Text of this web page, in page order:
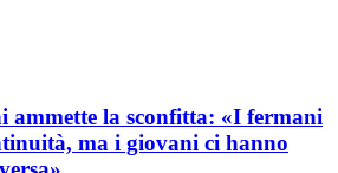
ammette la sconfitta: «I fermani
ma i giovani ci hanno